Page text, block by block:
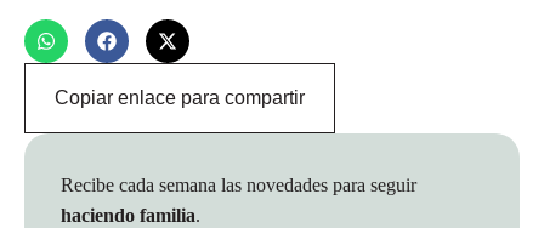
Copiar enlace para compartir
Recibe cada semana las novedades para seguir
haciendo familia.